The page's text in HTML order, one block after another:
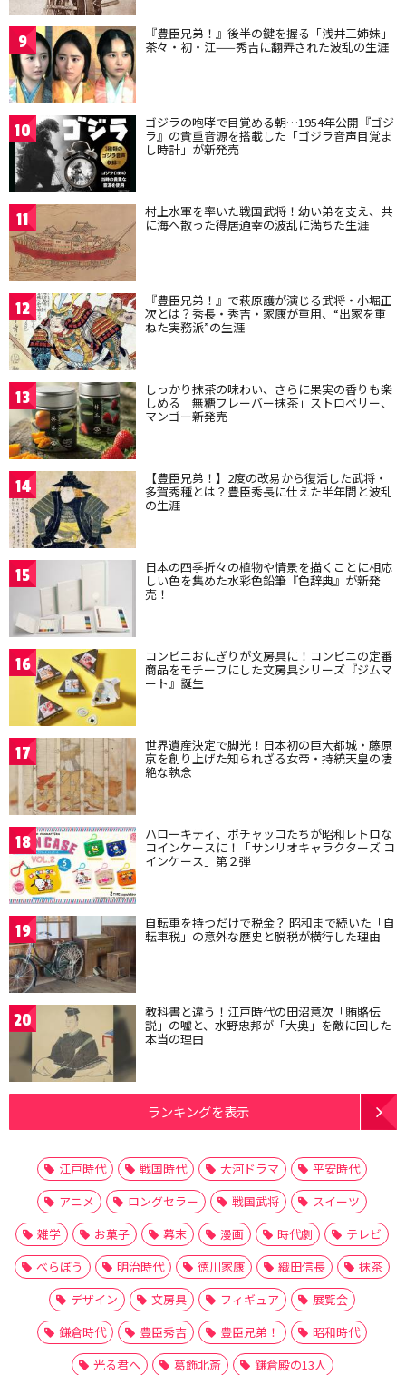
9 『豊臣兄弟！』後半の鍵を握る「浅井三姉妹」
茶々・初・江——秀吉に翻弄された波乱の生涯
10 ゴジラの咆哮で目覚める朝…1954年公開『ゴジ
ラ』の貴重音源を搭載した「ゴジラ音声目覚ま
し時計」が新発売
11 村上水軍を率いた戦国武将！幼い弟を支え、共
に海へ散った得居通幸の波乱に満ちた生涯
12 『豊臣兄弟！』で萩原護が演じる武将・小堀正
次とは？秀長・秀吉・家康が重用、“出家を重
ねた実務派”の生涯
13 しっかり抹茶の味わい、さらに果実の香りも楽
しめる「無糖フレーバー抹茶」ストロベリー、
マンゴー新発売
14 【豊臣兄弟！】2度の改易から復活した武将・
多賀秀種とは？豊臣秀長に仕えた半年間と波乱
の生涯
15 日本の四季折々の植物や情景を描くことに相応
しい色を集めた水彩色鉛筆『色辞典』が新発
売！
16 コンビニおにぎりが文房具に！コンビニの定番
商品をモチーフにした文房具シリーズ『ジムマ
ート』誕生
17 世界遺産決定で脚光！日本初の巨大都城・藤原
京を創り上げた知られざる女帝・持統天皇の凄
絶な執念
18 ハローキティ、ポチャッコたちが昭和レトロな
コインケースに！「サンリオキャラクターズ コ
インケース」第２弾
19 自転車を持つだけで税金？ 昭和まで続いた「自
転車税」の意外な歴史と脱税が横行した理由
20 教科書と違う！江戸時代の田沼意次「賄賂伝
説」の嘘と、水野忠邦が「大奥」を敵に回した
本当の理由
ランキングを表示
江戸時代 戦国時代 大河ドラマ
平安時代
アニメ
ロングセラー 戦国武将
スイーツ
雑学
お菓子 幕末 漫画 時代劇
テレビ
べらぼう
明治時代 徳川家康 織田信長
抹茶
デザイン
文房具 フィギュア
展覧会
鎌倉時代
豊臣秀吉 豊臣兄弟！
昭和時代
光る君へ
葛飾北斎 鎌倉殿の13人